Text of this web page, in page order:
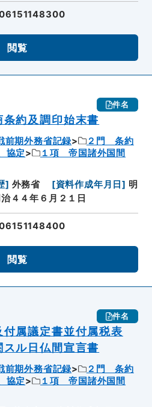
閲覧
件名
約及調印始末書
前期外務省記録
２門 条約
協定
１項 帝国諸外国間
] 外務省 [資料作成年月日] 明
４４年６月２１日
閲覧
件名
属議定書並付属税表
ル日仏間宣言書
前期外務省記録
２門 条約
協定
１項 帝国諸外国間